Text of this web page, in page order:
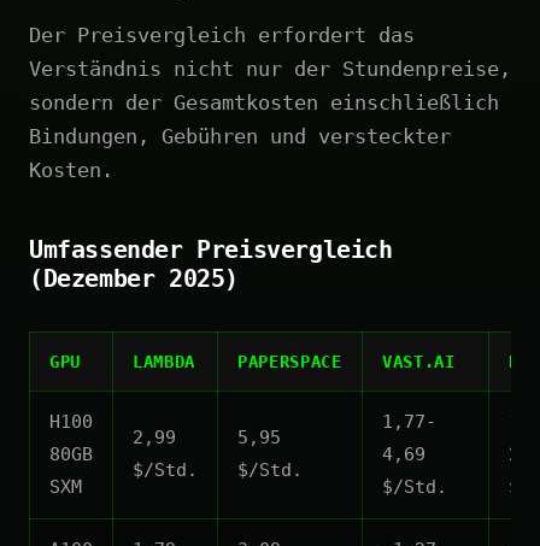
Der Preisvergleich erfordert das
Verständnis nicht nur der Stundenpreise,
sondern der Gesamtkosten einschließlich
Bindungen, Gebühren und versteckter
Kosten.
Umfassender Preisvergleich
(Dezember 2025)
GPU LAMBDA PAPERSPACE VAST.AI
H100
80GB
SXM
2,99
$/Std.
5,95
$/Std.
1,77-
4,69
$/Std.
$/